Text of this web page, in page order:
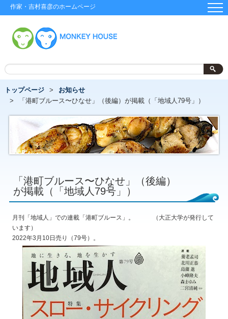
作家・吉村喜彦のホームページ
トップページ
お知らせ
「港町ブルース〜ひなせ」（後編）が掲載（「地域人79号」）
「港町ブルース〜ひなせ」（後編）
が掲載（「地域人79号」）
月刊「地域人」での連載「港町ブルース」。 （大正大学が発行して
います）
2022年3月10日売り（79号）。